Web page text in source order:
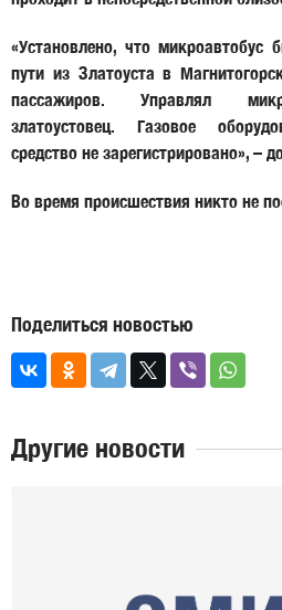
«Установлено, что микроавтобус
пути из Златоуста в
пассажиров. Управлял
златоустовец. Газовое
средство не зарегистрировано», –
Во время происшествия никто не
Поделиться новостью
Другие новости